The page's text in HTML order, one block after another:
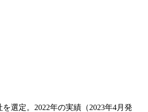
選定。2022年の実績（2023年4月発